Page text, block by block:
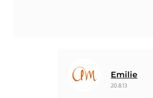
Emilie
20.8.13